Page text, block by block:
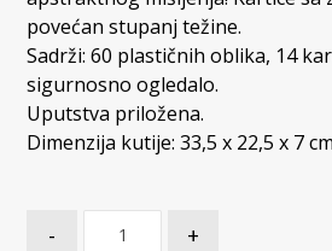
povećan stupanj težine.
Sadrži: 60 plastičnih oblika, 14
sigurnosno ogledalo.
Uputstva priložena.
Dimenzija kutije: 33,5 x 22,5 x 7 cm
- +